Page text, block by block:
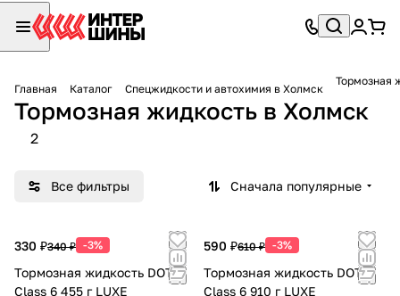
Главная Каталог Спецжидкости и автохимия в Холмск
Тормозная
Тормозная жидкость в Холмск
2
Все фильтры Сначала популярные
330 ₽340 ₽ -3%
Тормозная жидкость DOT4
Class 6 455 г LUXE
590 ₽610 ₽ -3%
Тормозная жидкость DOT4
Class 6 910 г LUXE